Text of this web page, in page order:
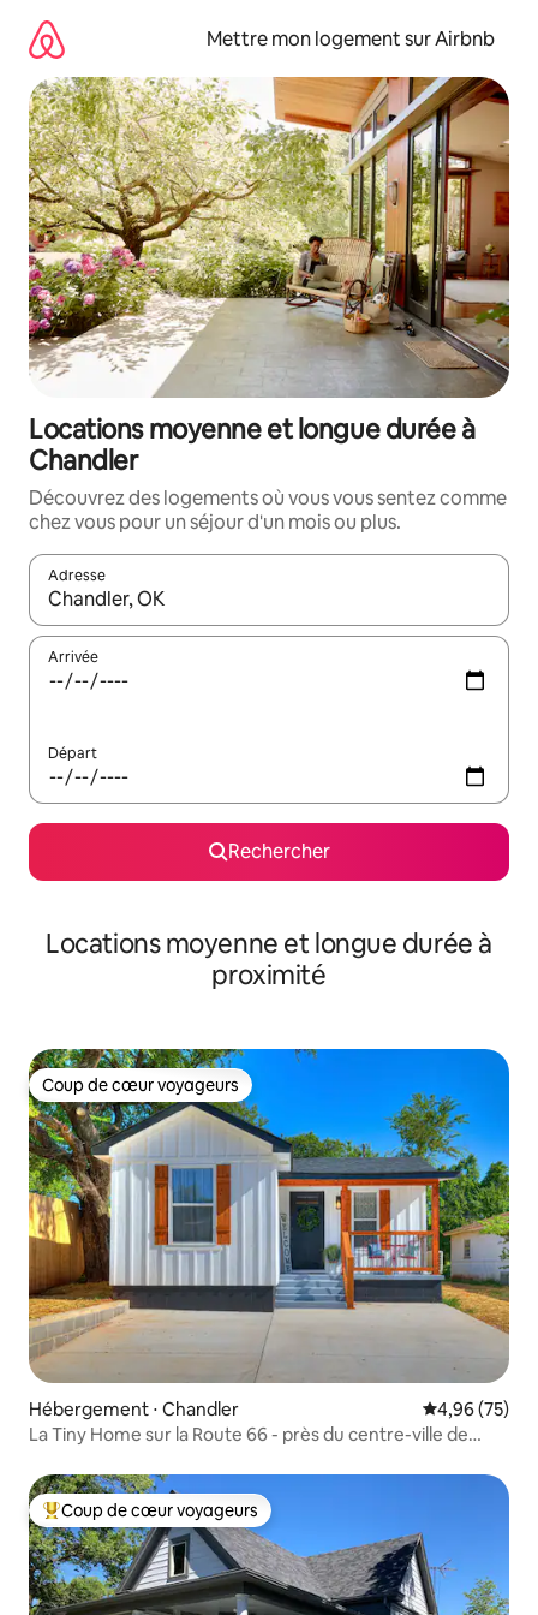
directement
contenu
Mettre mon logement sur Airbnb
Locations moyenne et longue durée à
Chandler
Découvrez des logements où vous vous sentez comme
chez vous pour un séjour d'un mois ou plus.
Adresse
Lorsque les résultats s'affichent, utilisez les flèches vers le
Arrivée
Départ
Rechercher
Locations moyenne et longue durée à
proximité
Coup de cœur voyageurs
Coup de cœur voyageurs
Hébergement ⋅ Chandler Évaluation
4,96 (75)
La Tiny Home sur la Route 66 - près du centre-ville de
Coups de cœur voyageurs les plus appréciés
Coup de cœur voyageurs